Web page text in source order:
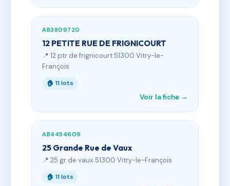
AB3809720
12 PETITE RUE DE FRIGNICOURT
📍 12 ptr de frignicourt 51300 Vitry-le-
François
🏠 11 lots
Voir la fiche →
AB4454609
25 Grande Rue de Vaux
📍 25 gr de vaux 51300 Vitry-le-François
🏠 11 lots